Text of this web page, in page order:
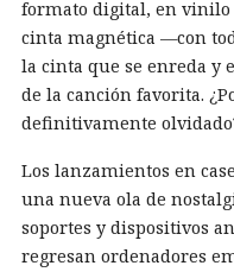
formato digital, en vinilo
cinta magnética —con
la cinta que se enreda y
de la canción favorita.
definitivamente
Los lanzamientos en
una nueva ola de
soportes y dispositivos
regresan ordenadores